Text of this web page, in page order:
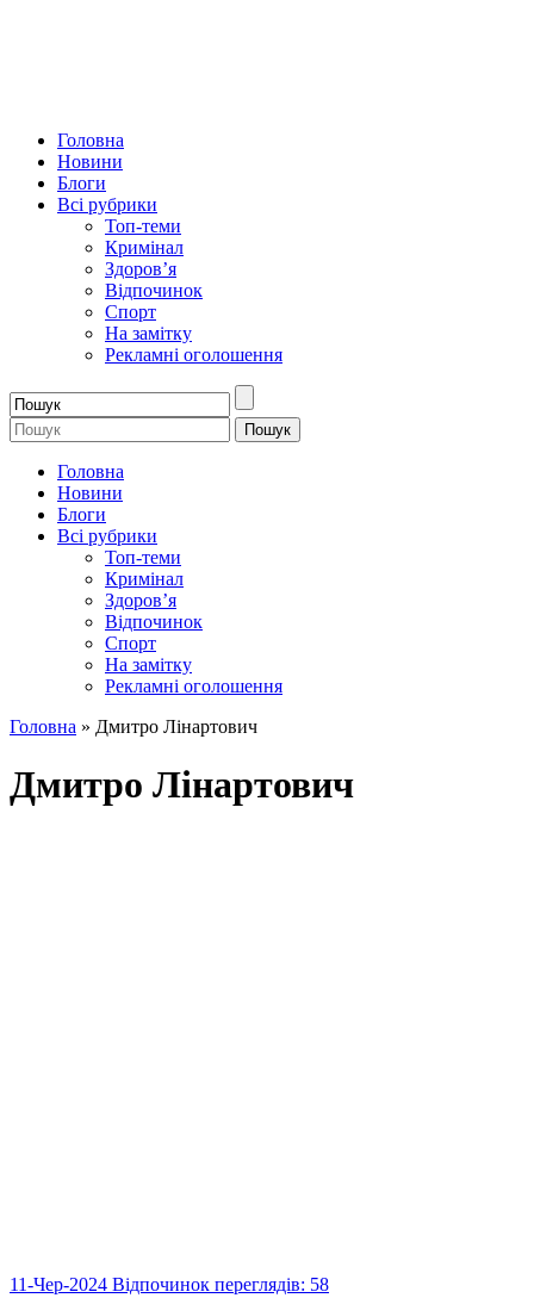
Головна
Новини
Блоги
Всі рубрики
Топ-теми
Кримінал
Здоров’я
Відпочинок
Спорт
На замітку
Рекламні оголошення
Головна
Новини
Блоги
Всі рубрики
Топ-теми
Кримінал
Здоров’я
Відпочинок
Спорт
На замітку
Рекламні оголошення
Головна » Дмитро Лінартович
Дмитро Лінартович
11-Чер-2024 Відпочинок переглядів: 58